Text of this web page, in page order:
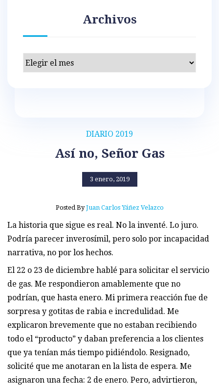
DIARIO 2019
Así no, Señor Gas
3 enero, 2019
Posted ByJuan Carlos Yáñez Velazco
La historia que sigue es real. No la inventé. Lo juro.
Podría parecer inverosímil, pero solo por incapacidad
narrativa, no por los hechos.
El 22 o 23 de diciembre hablé para solicitar el servicio
de gas. Me respondieron amablemente que no
podrían, que hasta enero. Mi primera reacción fue de
sorpresa y gotitas de rabia e incredulidad. Me
explicaron brevemente que no estaban recibiendo
todo el “producto” y daban preferencia a los clientes
que ya tenían más tiempo pidiéndolo. Resignado,
solicité que me anotaran en la lista de espera. Me
asignaron una fecha: 2 de enero. Pero, advirtieron,
Archivos
Archivos